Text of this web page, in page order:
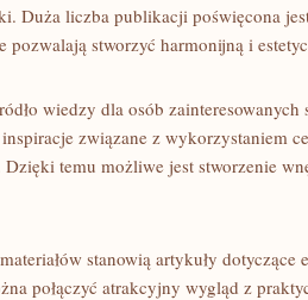
Duża liczba publikacji poświęcona
stworzyć harmonijną i
wiedzy dla osób
związane z wykorzystaniem
Dzięki temu możliwe jest stworzenie
stanowią artykuły
połączyć atrakcyjny wygląd z